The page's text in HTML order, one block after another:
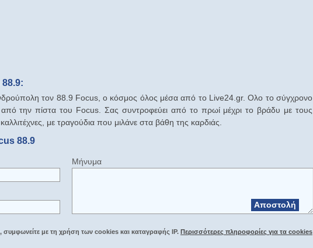
τον 88.9 Focus, ο κόσμος όλος μέσα από το Live24.gr. Ολο το σύγχρονο
από την πίστα του Focus. Σας συντροφεύει από το πρωί μέχρι το βράδυ με τους
με τραγούδια που μιλάνε στα βάθη της καρδιάς.
88.9
Μήνυμα
Αποστολή
συμφωνείτε με τη χρήση των cookies και καταγραφής IP. Περισσότερες πληροφορίες για τα cookies